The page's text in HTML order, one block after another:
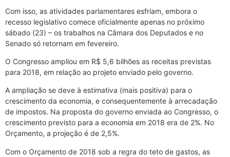
Com isso, as atividades parlamentares esfriam, embora o
recesso legislativo comece oficialmente apenas no próximo
sábado (23) – os trabalhos na Câmara dos Deputados e no
Senado só retornam em fevereiro.
O Congresso ampliou em R$ 5,6 bilhões as receitas previstas
para 2018, em relação ao projeto enviado pelo governo.
A ampliação se deve à estimativa (mais positiva) para o
crescimento da economia, e consequentemente à arrecadação
de impostos. Na proposta do governo enviada ao Congresso, o
crescimento previsto para a economia em 2018 era de 2%. No
Orçamento, a projeção é de 2,5%.
Com o Orçamento de 2018 sob a regra do teto de gastos, as